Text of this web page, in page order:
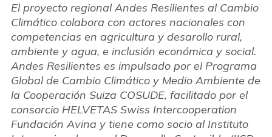
El proyecto regional Andes Resilientes al Cambio
Climático colabora con actores nacionales con
competencias en agricultura y desarollo rural,
ambiente y agua, e inclusión económica y social.
Andes Resilientes es impulsado por el Programa
Global de Cambio Climático y Medio Ambiente de
la Cooperación Suiza COSUDE, facilitado por el
consorcio HELVETAS Swiss Intercooperation
Fundación Avina y tiene como socio al Instituto